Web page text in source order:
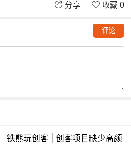
分享 收藏 0
评论
铁熊玩创客 | 创客项目缺少高颜